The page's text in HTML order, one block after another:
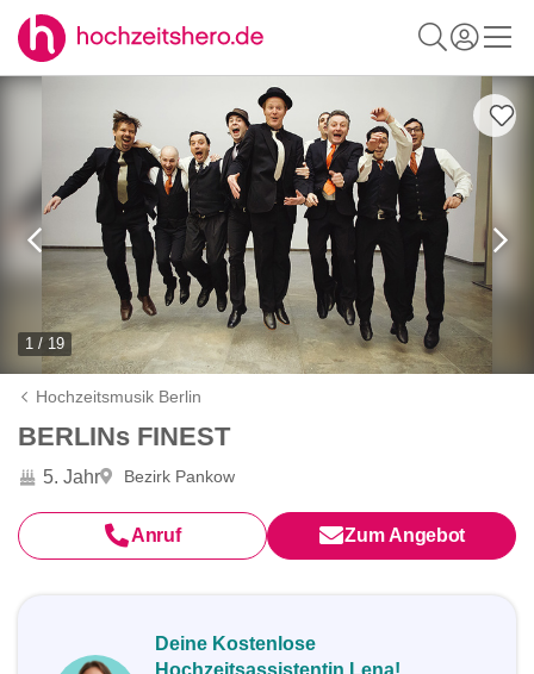
1 / 19
Hochzeitsmusik Berlin
BERLINs FINEST
5. Jahr Bezirk Pankow
Anruf Zum Angebot
Deine Kostenlose
Hochzeitsassistentin Lena!